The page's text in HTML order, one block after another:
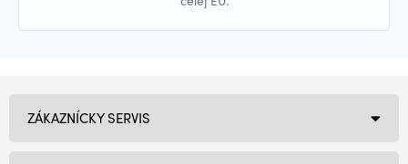
ZÁKAZNÍCKY SERVIS